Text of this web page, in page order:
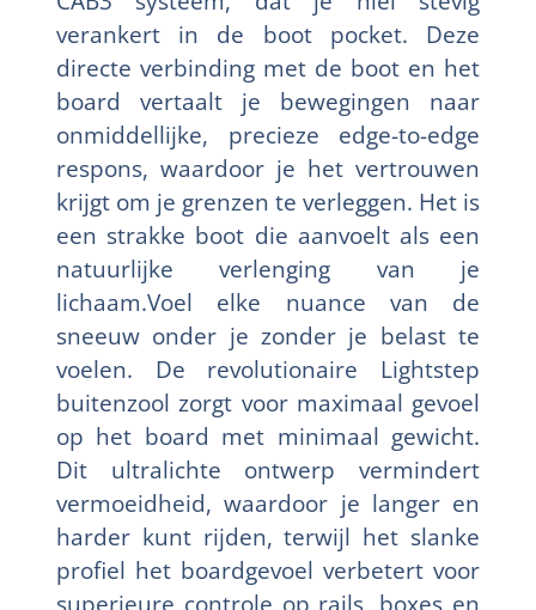
verankert in de boot pocket. Deze
directe verbinding met de boot en het
board vertaalt je bewegingen naar
onmiddellijke, precieze edge-to-edge
respons, waardoor je het vertrouwen
krijgt om je grenzen te verleggen. Het is
een strakke boot die aanvoelt als een
natuurlijke verlenging van je
lichaam.Voel elke nuance van de
sneeuw onder je zonder je belast te
voelen. De revolutionaire Lightstep
buitenzool zorgt voor maximaal gevoel
op het board met minimaal gewicht.
Dit ultralichte ontwerp vermindert
vermoeidheid, waardoor je langer en
harder kunt rijden, terwijl het slanke
profiel het boardgevoel verbetert voor
superieure controle op rails, boxes en